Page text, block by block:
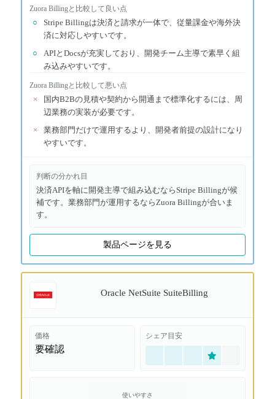
Zuora Billingと比較して良い点
○
Stripe Billingは決済と請求が一体で、従量課金や海外決
済に対応しやすいです。
○
APIとDocsが充実しており、開発チーム主導で素早く組
み込みやすいです。
Zuora Billingと比較して悪い点
×
国内B2Bの見積や契約から開通まで標準化するには、周
辺業務の実装が必要です。
×
業務部門だけで運用するより、開発者前提の設計になり
やすいです。
判断の分かれ目
決済APIを軸に開発主導で組み込むならStripe Billingが候
補です。業務部門が運用するならZuora Billingが合いま
す。
製品ページを見る
Oracle NetSuite SuiteBilling
価格
要確認
シェア目安
使いやすさ